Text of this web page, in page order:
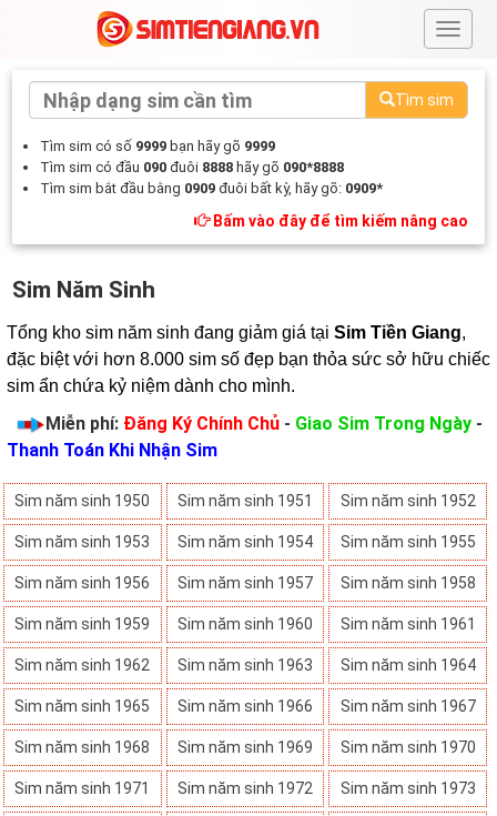
#
Tìm sim
Tìm sim có số 9999 bạn hãy gõ 9999
Tìm sim có đầu 090 đuôi 8888 hãy gõ 090*8888
Tìm sim bắt đầu bằng 0909 đuôi bất kỳ, hãy gõ: 0909*
Bấm vào đây để tìm kiếm nâng cao
Sim Năm Sinh
Tổng kho sim năm sinh đang giảm giá tại Sim Tiền Giang,
đặc biệt với hơn 8.000 sim số đẹp bạn thỏa sức sở hữu chiếc
sim ẩn chứa kỷ niệm dành cho mình.
Miễn phí: Đăng Ký Chính Chủ - Giao Sim Trong Ngày -
Thanh Toán Khi Nhận Sim
Sim năm sinh 1950 Sim năm sinh 1951 Sim năm sinh 1952
Sim năm sinh 1953 Sim năm sinh 1954 Sim năm sinh 1955
Sim năm sinh 1956 Sim năm sinh 1957 Sim năm sinh 1958
Sim năm sinh 1959 Sim năm sinh 1960 Sim năm sinh 1961
Sim năm sinh 1962 Sim năm sinh 1963 Sim năm sinh 1964
Sim năm sinh 1965 Sim năm sinh 1966 Sim năm sinh 1967
Sim năm sinh 1968 Sim năm sinh 1969 Sim năm sinh 1970
Sim năm sinh 1971 Sim năm sinh 1972 Sim năm sinh 1973